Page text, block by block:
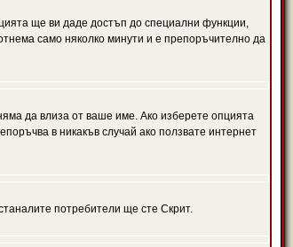
ще ви даде достъп до специални функции,
само няколко минути и е препоръчително да
да влиза от ваше име. Ако изберете опцията
в никакъв случай ако ползвате интернет
потребители ще сте Скрит.